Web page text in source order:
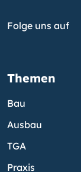
Folge uns auf
Themen
Bau
Ausbau
TGA
Praxis